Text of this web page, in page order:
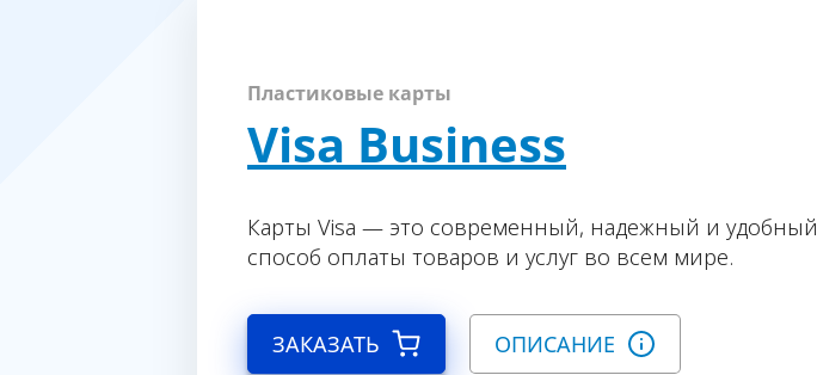
Пластиковые карты
Visa Business
Карты Visa — это современный, надежный и удобный
способ оплаты товаров и услуг во всем мире.
ЗАКАЗАТЬ ОПИСАНИЕ